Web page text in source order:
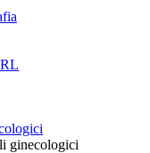
ginecologici